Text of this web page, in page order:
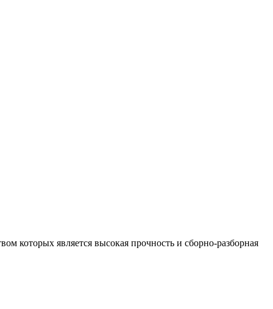
которых является высокая прочность и сборно-разборная